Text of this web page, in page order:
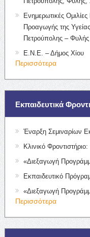
Ενημερωτικές
Προαγωγής της
Πετρούπολης –
Ε.Ν.Ε. – Δήμος Χίου
Περισσότερα
Εκπαιδευτικά
Έναρξη Σεμιναρίων
Κλινικό
«Διεξαγωγή
Εκπαιδευτικό
«Διεξαγωγή
Περισσότερα